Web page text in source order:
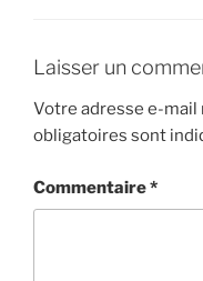
Laisser un
Votre adresse e-mail
obligatoires sont
Commentaire*